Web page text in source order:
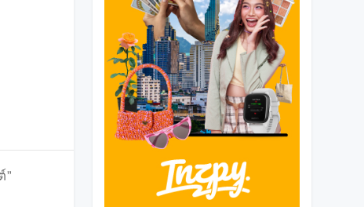
”